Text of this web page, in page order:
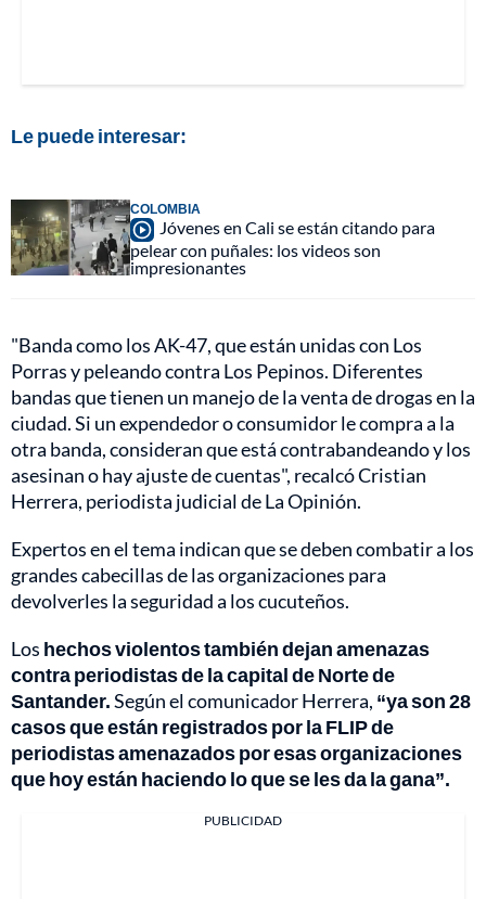
Le puede interesar:
COLOMBIA
Jóvenes en Cali se están citando para
pelear con puñales: los videos son
impresionantes
"Banda como los AK-47, que están unidas con Los
Porras y peleando contra Los Pepinos. Diferentes
bandas que tienen un manejo de la venta de drogas en la
ciudad. Si un expendedor o consumidor le compra a la
otra banda, consideran que está contrabandeando y los
asesinan o hay ajuste de cuentas", recalcó Cristian
Herrera, periodista judicial de La Opinión.
Expertos en el tema indican que se deben combatir a los
grandes cabecillas de las organizaciones para
devolverles la seguridad a los cucuteños.
Los hechos violentos también dejan amenazas
contra periodistas de la capital de Norte de
Santander.Según el comunicador Herrera, “ya son 28
casos que están registrados por la FLIP de
periodistas amenazados por esas organizaciones
que hoy están haciendo lo que se les da la gana”.
PUBLICIDAD